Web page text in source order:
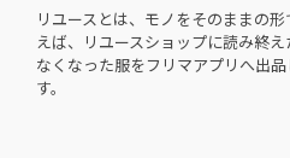
リユースとは、モノをそのままの
えば、リユースショップに読み終
なくなった服をフリマアプリへ出
す。